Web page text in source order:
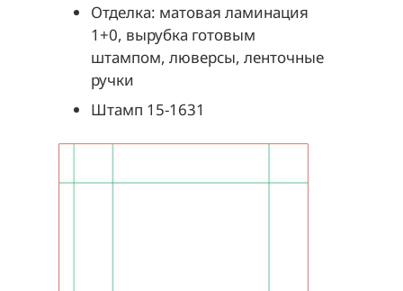
Отделка: матовая ламинация
1+0, вырубка готовым
штампом, люверсы, ленточные
ручки
Штамп 15-1631